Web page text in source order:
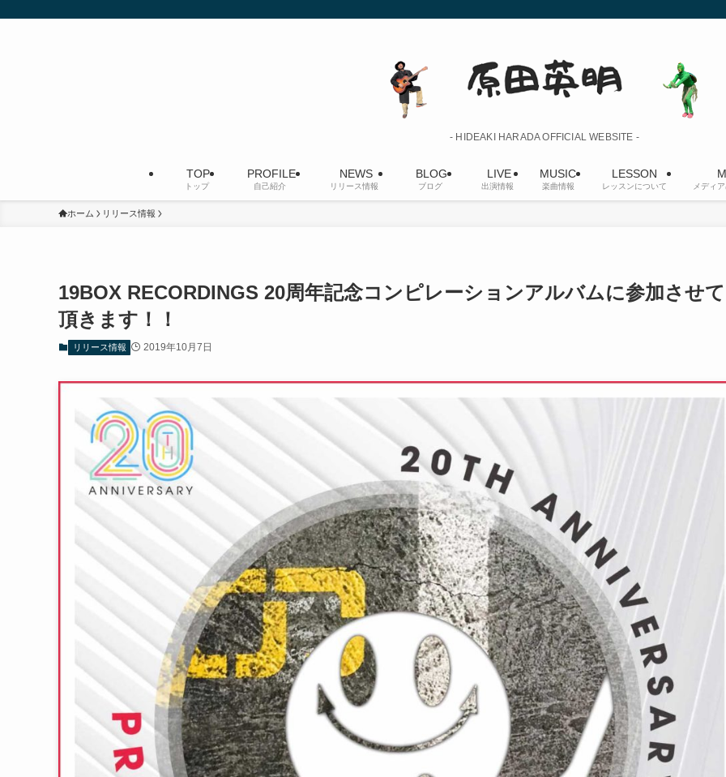
- HIDEAKI HARADA OFFICIAL WEBSITE -
TOP
トップ
PROFILE
自己紹介
NEWS
リリース情報
BLOG
ブログ
LIVE
出演情報
MUSIC
楽曲情報
LESSON
レッスンについて メディ
ホーム リリース情報
19BOX RECORDINGS 20周年記念コンピレーションアルバムに参加させて
頂きます！！
リリース情報 2019年10月7日